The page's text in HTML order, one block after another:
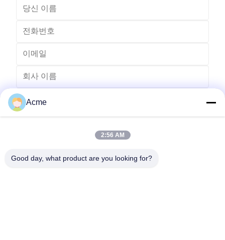
전송
Acme
2:56 AM
Good day, what product are you looking for?